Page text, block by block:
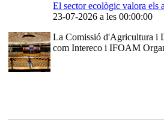
El sector ecològic valora els
23-07-2026 a les 00:00:00
La Comissió d'Agricultura i
com Intereco i IFOAM